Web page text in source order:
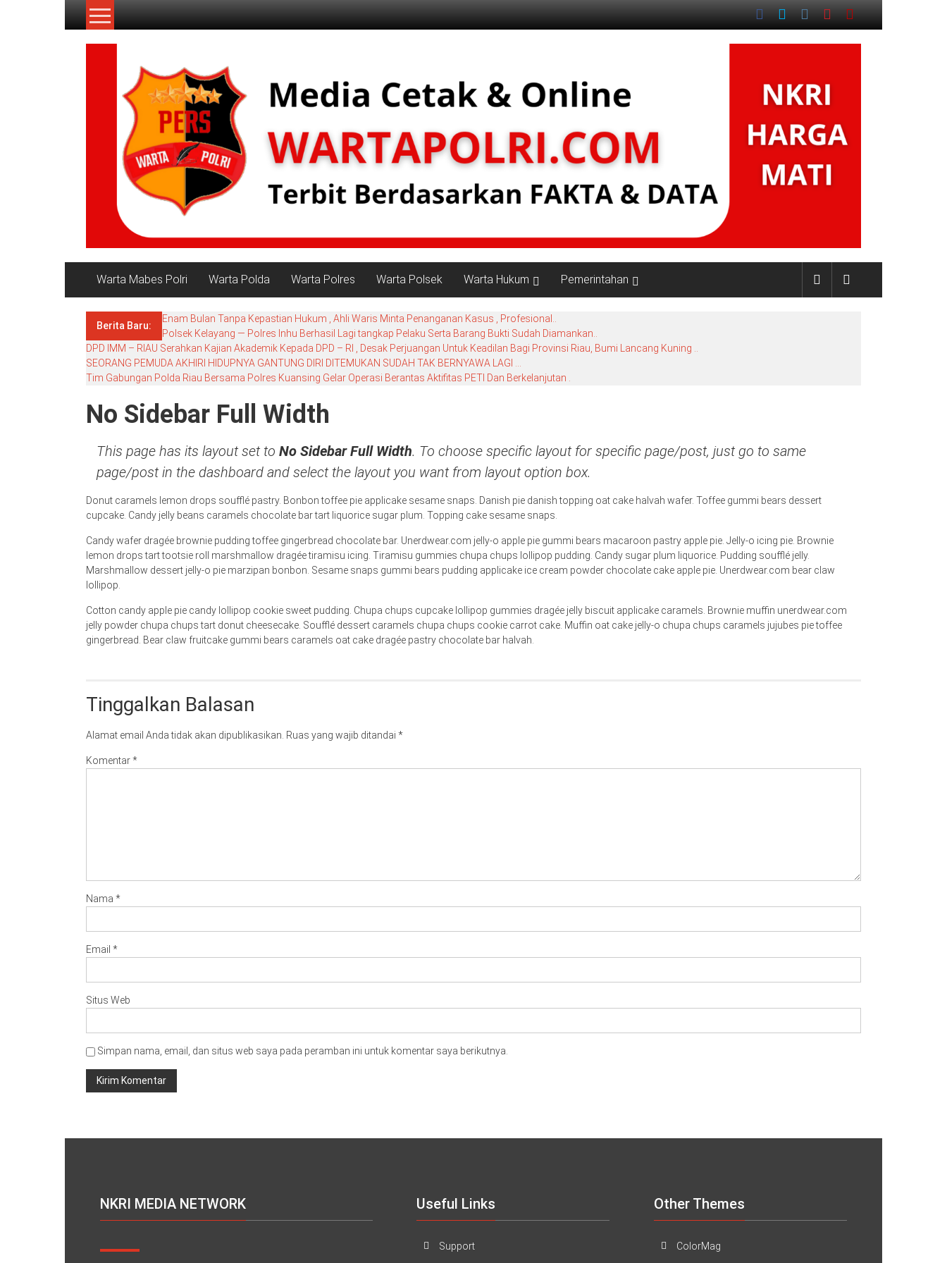
Lompat
WordPress
Warta Mabes Polri Warta Polda Warta Polres Warta Polsek Warta Hukum Pemerintahan
Berita Baru:
Enam Bulan Tanpa Kepastian Hukum , Ahli Waris Minta Penanganan Kasus , Profesional..
Polsek Kelayang — Polres Inhu Berhasil Lagi tangkap Pelaku Serta Barang Bukti Sudah Diamankan..
DPD IMM – RIAU Serahkan Kajian Akademik Kepada DPD – RI , Desak Perjuangan Untuk Keadilan Bagi Provinsi Riau, Bumi Lancang Kuning ..
SEORANG PEMUDA AKHIRI HIDUPNYA GANTUNG DIRI DITEMUKAN SUDAH TAK BERNYAWA LAGI …
Tim Gabungan Polda Riau Bersama Polres Kuansing Gelar Operasi Berantas Aktifitas PETI Dan Berkelanjutan .
No Sidebar Full Width
This page has its layout set to No Sidebar Full Width. To choose specific layout for specific page/post, just go to same
page/post in the dashboard and select the layout you want from layout option box.
Donut caramels lemon drops soufflé pastry. Bonbon toffee pie applicake sesame snaps. Danish pie danish topping oat cake halvah wafer. Toffee gummi bears dessert
cupcake. Candy jelly beans caramels chocolate bar tart liquorice sugar plum. Topping cake sesame snaps.
Candy wafer dragée brownie pudding toffee gingerbread chocolate bar. Unerdwear.com jelly-o apple pie gummi bears macaroon pastry apple pie. Jelly-o icing pie. Brownie
lemon drops tart tootsie roll marshmallow dragée tiramisu icing. Tiramisu gummies chupa chups lollipop pudding. Candy sugar plum liquorice. Pudding soufflé jelly.
Marshmallow dessert jelly-o pie marzipan bonbon. Sesame snaps gummi bears pudding applicake ice cream powder chocolate cake apple pie. Unerdwear.com bear claw
lollipop.
Cotton candy apple pie candy lollipop cookie sweet pudding. Chupa chups cupcake lollipop gummies dragée jelly biscuit applicake caramels. Brownie muffin unerdwear.com
jelly powder chupa chups tart donut cheesecake. Soufflé dessert caramels chupa chups cookie carrot cake. Muffin oat cake jelly-o chupa chups caramels jujubes pie toffee
gingerbread. Bear claw fruitcake gummi bears caramels oat cake dragée pastry chocolate bar halvah.
Tinggalkan Balasan
Alamat email Anda tidak akan dipublikasikan. Ruas yang wajib ditandai *
Komentar*
Nama *
Email *
Situs Web
Simpan nama, email, dan situs web saya pada peramban ini untuk komentar saya berikutnya.
NKRI MEDIA NETWORK Useful Links
Support
Other Themes
ColorMag